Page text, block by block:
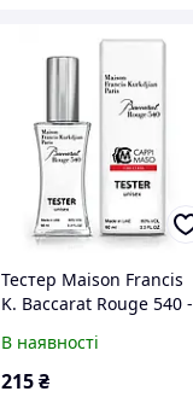
Тестер Maison Francis
K. Baccarat Rouge 540 -
В наявності
215 ₴